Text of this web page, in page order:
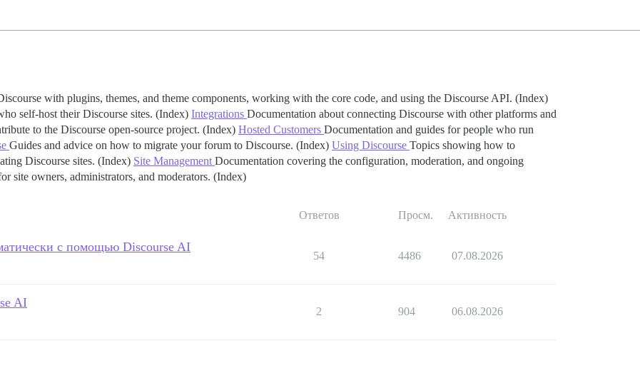
with plugins, themes, and theme components, working with the core code, and using the Discourse API. (Index)
self-host their Discourse sites. (Index) Integrations Documentation about connecting Discourse with other platforms and
to the Discourse open-source project. (Index) Hosted Customers Documentation and guides for people who run
Guides and advice on how to migrate your forum to Discourse. (Index) Using Discourse Topics showing how to
Discourse sites. (Index) Site Management Documentation covering the configuration, moderation, and ongoing
site owners, administrators, and moderators. (Index)
Ответов Просм. Активность
с помощью Discourse AI
54 4486 07.08.2026
AI
2 904 06.08.2026